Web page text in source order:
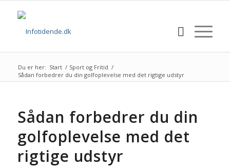
Du er her: Start / Sport og Fritid /
Sådan forbedrer du din golfoplevelse med det rigtige udstyr
Sådan forbedrer du din
golfoplevelse med det
rigtige udstyr